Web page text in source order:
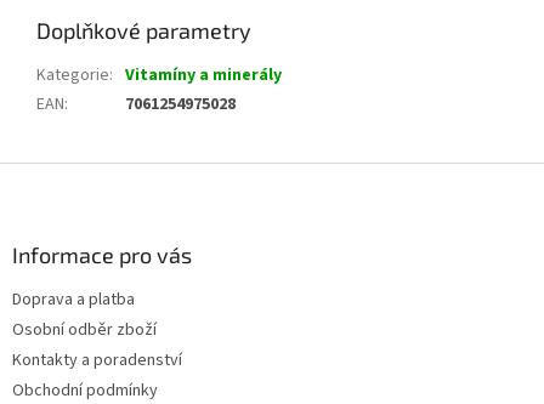
Doplňkové parametry
Kategorie: Vitamíny a minerály
EAN: 7061254975028
Informace pro vás
Doprava a platba
Osobní odběr zboží
Kontakty a poradenství
Obchodní podmínky